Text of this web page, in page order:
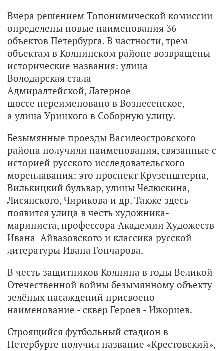
Вчера решением Топонимической комиссии
определены новые наименования 36
объектов Петербурга. В частности, трем
объектам в Колпинском районе возвращены
исторические названия: улица
Володарская стала
Адмиралтейской, Лагерное
шоссе переименовано в Вознесенское,
а улица Урицкого в Соборную улицу.
Безымянные проезды Василеостровского
района получили наименования, связанные с
историей русского исследовательского
мореплавания: это проспект Крузенштерна,
Вилькицкий бульвар, улицы Челюскина,
Лисянского, Чирикова и др. Также здесь
появится улица в честь художника-
мариниста, профессора Академии Художеств
Ивана Айвазовского и классика русской
литературы Ивана Гончарова.
В честь защитников Колпина в годы Великой
Отечественной войны безымянному объекту
зелёных насаждений присвоено
наименование - сквер Героев - Ижорцев.
Строящийся футбольный стадион в
Петербурге получил название «Крестовский»,